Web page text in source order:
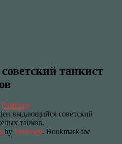
танкист
Рамблер
выдающийся советский
танков.
by Рамблер. Bookmark the